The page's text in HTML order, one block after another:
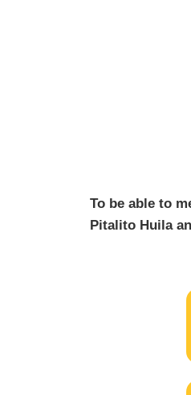
To be able to
Pitalito Huila